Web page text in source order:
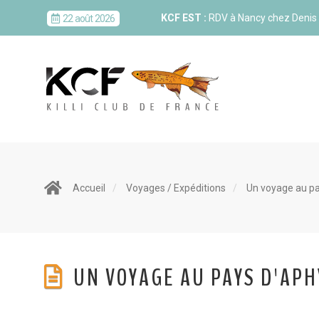
22 août 2026 KCF EST : RDV à Nancy chez
29 août 2026 KCF NORD :
13 sep 2026 KCF NORMANDIE :Réunion de
Accueil Voyages / Expéditions Un voyage au
UN VOYAGE AU PAYS